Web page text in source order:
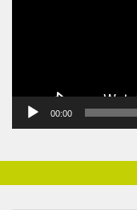
00:00